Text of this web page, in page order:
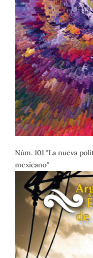
Núm. 101 "La nueva
mexicano"